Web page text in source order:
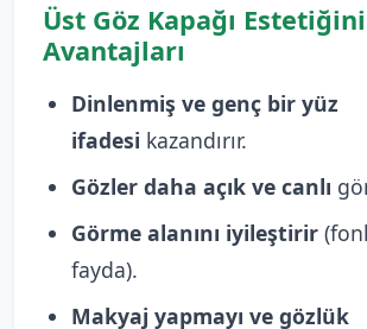
Üst Göz Kapağı
Avantajları
Dinlenmiş ve genç bir yüz
ifadesi kazandırır.
Gözler daha açık ve canlı
Görme alanını iyileştirir
fayda).
Makyaj yapmayı ve gözlük